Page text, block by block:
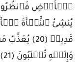
ٱلۡأَرۡضِ
يُنشِئُ ٱلنَّشۡأَةَ
قَدِيرٞ